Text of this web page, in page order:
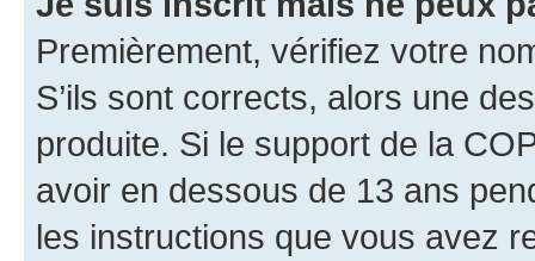
Premièrement, vérifiez votre
S’ils sont corrects, alors une
produite. Si le support de la
avoir en dessous de 13 ans
les instructions que vous avez